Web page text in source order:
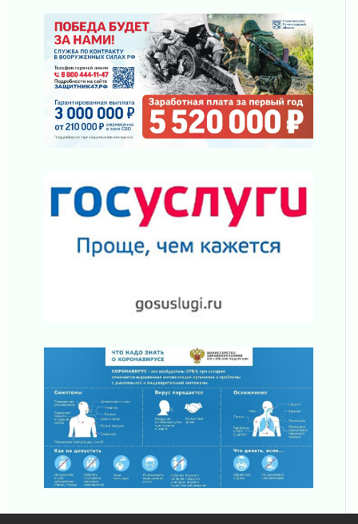
02 августа 2026
Пропавшего подростка нашли в Кировском
районе Ленобласти
02 августа 2026
Жителям Ленобласти напомнили, как
действовать при укусе клеща
02 августа 2026
Готовность №1
02 августа 2026
Километровые столбы «Дороги жизни»
отправили на реставрацию
Ленобласть внедрила передовую подготовку
операторов БПЛА
В Ивангороде появилась «Избушка-
воробушка»
Юхла, мука, кантеле и Водяной
01 августа 2026
Лето катится с горки
01 августа 2026
В Ленобласти открылась экспозиция к 150-
01 августа 2026